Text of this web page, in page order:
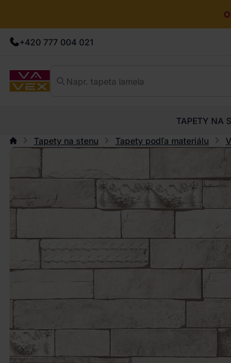
+420 777 004 021
TAPETY NA
Tapety na stenu
Tapety podľa materiálu